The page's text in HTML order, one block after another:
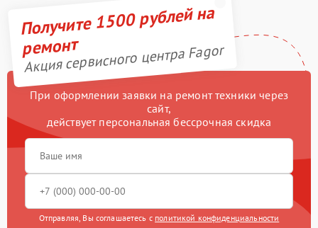
Получите 1500 рублей на
ремонт
Акция сервисного центра Fagor
При оформлении заявки на ремонт техники через
сайт,
действует персональная бессрочная скидка
Отправляя, Вы соглашаетесь с политикой конфиденциальности